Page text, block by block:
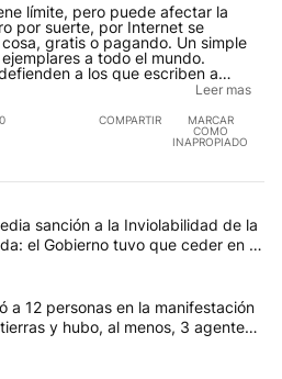
límite, pero puede afectar la
por suerte, por Internet se
gratis o pagando. Un simple
a todo el mundo.
a los que escriben a
de !zqu!erda. Y es algo tan hipo
vende todos los años su única
no nombrar a la autora del
Leer mas
0 COMPARTIR
MARCAR
COMO
INAPROPIADO
con más comentarios en los
el título "El Senado dio media
sanción a la Inviolabilidad de la
el Gobierno tuvo que ceder en la
Fuego
el título "La policía arrestó a 12
a 12 personas en la manifestación
y hubo, al menos, 3 agentes